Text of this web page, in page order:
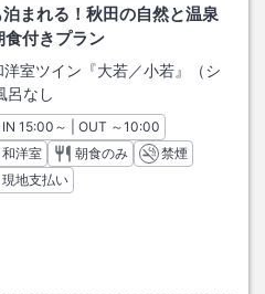
まれる！秋田の自然と温泉
食付きプラン
室ツイン『大若／小若』（シ
呂なし
INチェックイン
15:00 ～ | OUT チェックアウト
～10:00
和洋室
朝食のみ
禁煙
現地支払い